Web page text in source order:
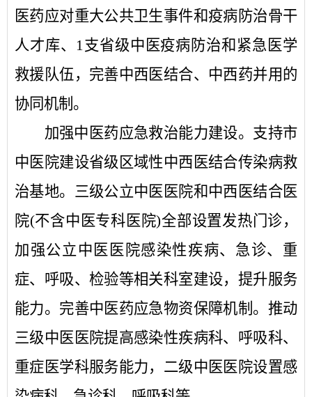
医药应对重大公共卫生事件和疫病防治骨干
人才库、 1支省级中医疫病防治和紧急医学
救援队伍，完善中西医结合、中西药并用的
协同机制。
加强中医药应急救治能力建设。 支持市
中医院建设省级区域性中西医结合传染病救
治基地。三级公立中医医院和中西医结合医
院(不含中医专科医院)全部设置发热门诊，
加强公立中医医院感染性疾病、急诊、重
症、呼吸、检验等相关科室建设，提升服务
能力。完善中医药应急物资保障机制。推动
三级中医医院提高感染性疾病科、呼吸科、
重症医学科服务能力，二级中医医院设置感